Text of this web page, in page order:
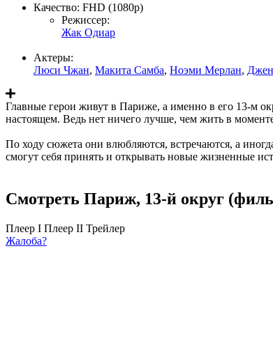
Качество: FHD (1080p)
Режиссер:
Жак Одиар
Актеры:
Люси Чжан, Макита Самба, Ноэми Мерлан,
Главные герои живут в Париже, а именно в его 13-м
настоящем. Ведь нет ничего лучше, чем жить в
По ходу сюжета они влюбляются, встречаются, а
смогут себя принять и открывать новые жизненные
Смотреть Париж, 13-й округ
Плеер I Плеер II Трейлер
Жалоба?